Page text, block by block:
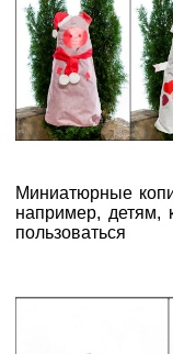
Миниатюрные
например, детям,
пользоваться